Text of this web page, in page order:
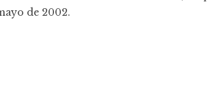
de 2002.